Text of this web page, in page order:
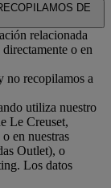
DE
relacionada
o en
no recopilamos a
utiliza nuestro
Le Creuset,
en nuestras
Outlet), o
Los datos